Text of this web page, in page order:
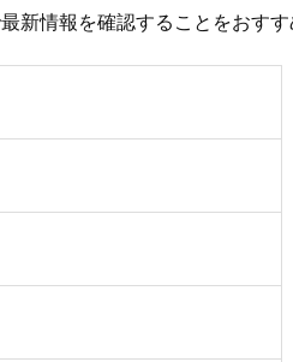
新情報を確認することをおすす